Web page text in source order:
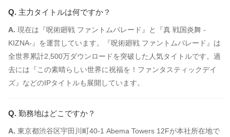
主力タイトルは何ですか？
現在は『呪術廻戦 ファントムパレード』と『真 戦国炎舞 -
KIZNA-』を運営しています。『呪術廻戦 ファントムパレード』は
全世界累計2,500万ダウンロードを突破した人気タイトルです。過
去には『この素晴らしい世界に祝福を！ファンタスティックデイ
ズ』などのIPタイトルも展開しています。
勤務地はどこですか？
東京都渋谷区宇田川町40-1 Abema Towers 12Fが本社所在地で